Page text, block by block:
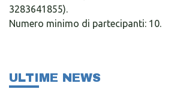
3283641855).
Numero minimo di partecipanti: 10.
ULTIME NEWS